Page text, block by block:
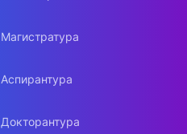
Магистратура
Аспирантура
Докторантура